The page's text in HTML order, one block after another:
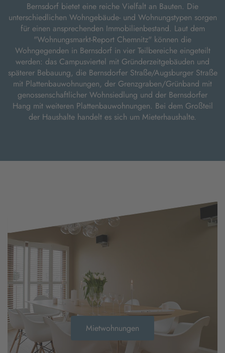
Bernsdorf bietet eine reiche Vielfalt an Bauten. Die
unterschiedlichen Wohngebäude- und Wohnungstypen sorgen
für einen ansprechenden Immobilienbestand. Laut dem
"Wohnungsmarkt-Report Chemnitz" können die
Wohngegenden in Bernsdorf in vier Teilbereiche eingeteilt
werden: das Campusviertel mit Gründerzeitgebäuden und
späterer Bebauung, die Bernsdorfer Straße/Augsburger Straße
mit Plattenbauwohnungen, der Grenzgraben/Grünband mit
genossenschaftlicher Wohnsiedlung und der Bernsdorfer
Hang mit weiteren Plattenbauwohnungen. Bei dem Großteil
der Haushalte handelt es sich um Mieterhaushalte.
Mietwohnungen